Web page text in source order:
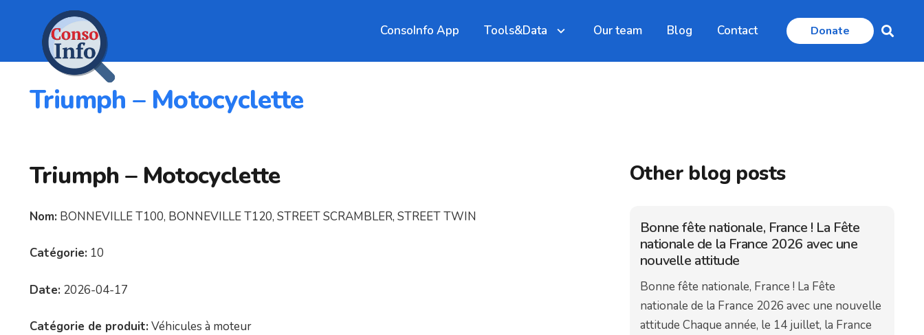
ConsoInfo App Tools&Data Our team Blog Contact Donate
Triumph – Motocyclette
Triumph – Motocyclette
Nom: BONNEVILLE T100, BONNEVILLE T120, STREET SCRAMBLER, STREET TWIN
Catégorie: 10
Date: 2026-04-17
Catégorie de produit: Véhicules à moteur
Other blog posts
Bonne fête nationale, France ! La Fête
nationale de la France 2026 avec une
nouvelle attitude
Bonne fête nationale, France ! La Fête
nationale de la France 2026 avec une nouvelle
attitude Chaque année, le 14 juillet, la France